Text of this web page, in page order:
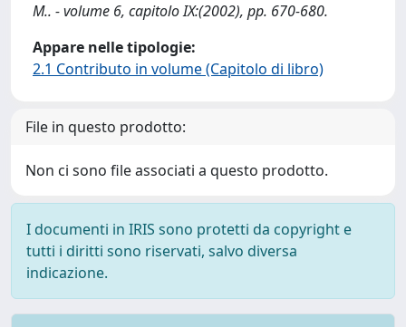
M.. - volume 6, capitolo IX:(2002), pp. 670-680.
Appare nelle tipologie:
2.1 Contributo in volume (Capitolo di libro)
File in questo prodotto:
Non ci sono file associati a questo prodotto.
I documenti in IRIS sono protetti da copyright e
tutti i diritti sono riservati, salvo diversa
indicazione.